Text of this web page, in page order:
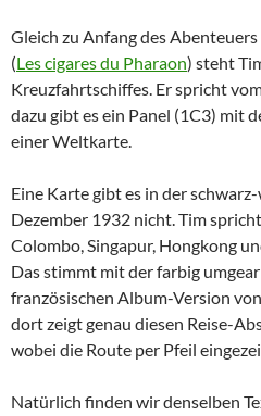
Gleich zu Anfang des Abenteuers
(Les cigares du Pharaon) steht
Kreuzfahrtschiffes. Er spricht
dazu gibt es ein Panel (1C3) mit
einer Weltkarte.
Eine Karte gibt es in der
Dezember 1932 nicht. Tim
Colombo, Singapur, Hongkong
Das stimmt mit der farbig
französischen Album-Version
dort zeigt genau diesen Reise-
wobei die Route per Pfeil
Natürlich finden wir denselben